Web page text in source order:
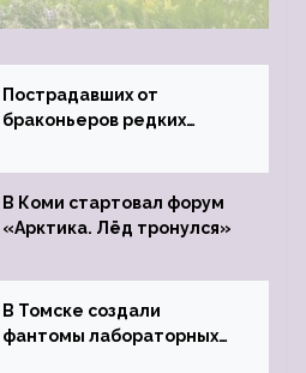
Пострадавших от
браконьеров редких
Ростовский зоопарк
В Коми стартовал форум
«Арктика. Лёд тронулся»
В Томске создали
фантомы лабораторных